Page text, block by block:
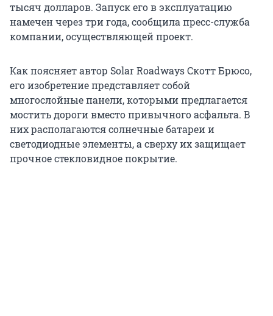
тысяч долларов. Запуск его в эксплуатацию
намечен через три года, сообщила пресс-служба
компании, осуществляющей проект.
Как поясняет автор Solar Roadways Скотт Брюсо,
его изобретение представляет собой
многослойные панели, которыми предлагается
мостить дороги вместо привычного асфальта. В
них располагаются солнечные батареи и
светодиодные элементы, а сверху их защищает
прочное стекловидное покрытие.